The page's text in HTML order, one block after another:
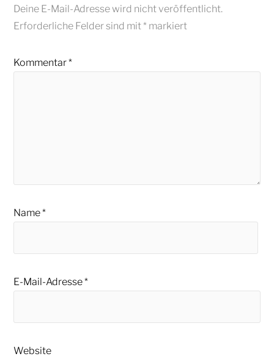
Deine E-Mail-Adresse wird nicht veröffentlicht.
Erforderliche Felder sind mit * markiert
Kommentar*
Name*
E-Mail-Adresse*
Website